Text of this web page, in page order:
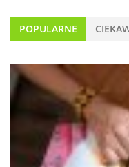
POPULARNE